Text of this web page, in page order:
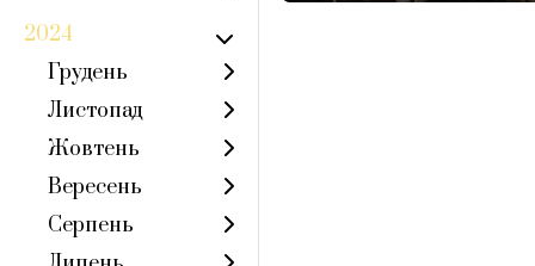
2024
Грудень
Листопад
Жовтень
Вересень
Серпень